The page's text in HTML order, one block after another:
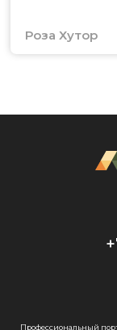
Роза Хутор
Профессиональный